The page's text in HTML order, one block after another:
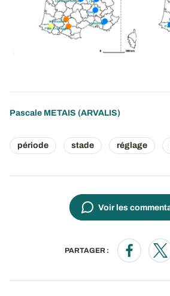
Pascale METAIS (ARVALIS)
période stade réglage
Voir les
PARTAGER :
Opens in